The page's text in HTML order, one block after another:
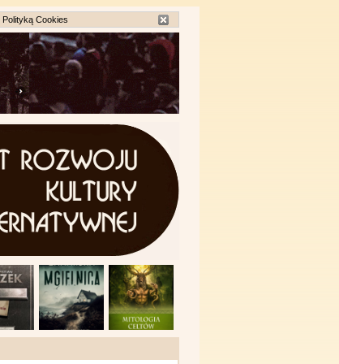
Polityką Cookies